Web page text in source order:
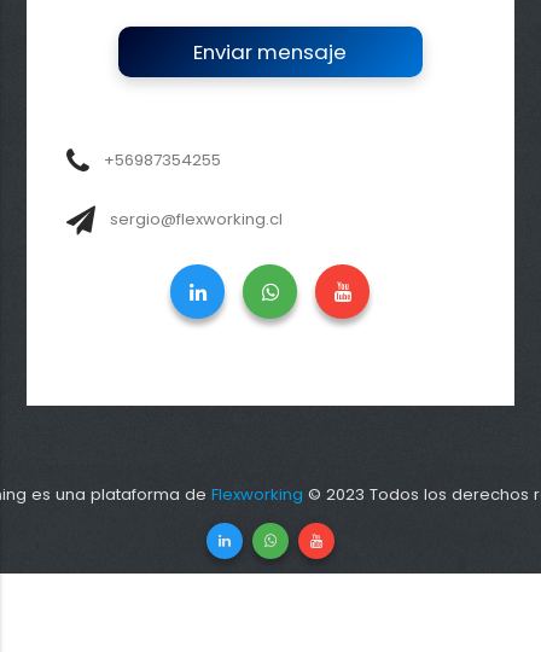
Enviar mensaje
+56987354255
sergio@flexworking.cl
es una plataforma de Flexworking © 2023 Todos los derechos